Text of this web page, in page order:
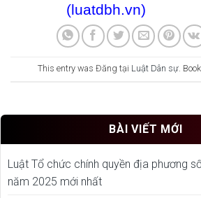
(luatdbh.vn)
This entry was Đăng tại Luật Dân sự.
BÀI VIẾT MỚI
Luật Tổ chức chính quyền địa phương
năm 2025 mới nhất